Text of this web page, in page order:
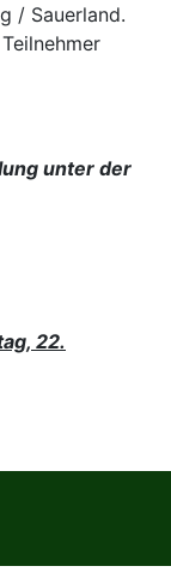
/ Sauerland.
unter der
22.